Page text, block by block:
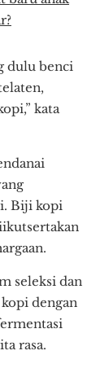
dulu benci
kata
Biji kopi
seleksi dan
dengan
rasa.